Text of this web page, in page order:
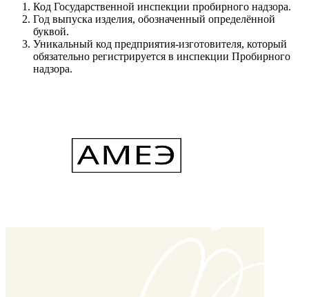
Код Государственной инспекции пробирного надзора.
Год выпуска изделия, обозначенный определённой
буквой.
Уникальный код предприятия-изготовителя, который
обязательно регистрируется в инспекции Пробирного
надзора.